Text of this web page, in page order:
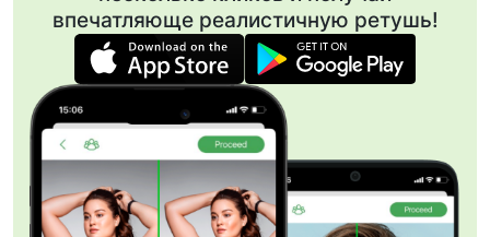
впечатляюще реалистичную ретушь!